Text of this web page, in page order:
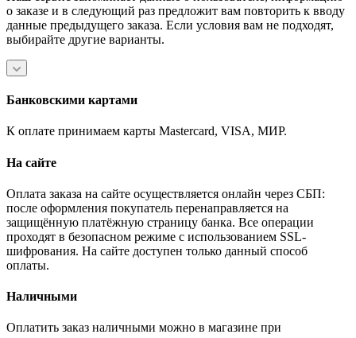
о заказе и в следующий раз предложит вам повторить к вводу
данные предыдущего заказа. Если условия вам не подходят,
выбирайте другие варианты.
Банковскими картами
К оплате принимаем карты Mastercard, VISA, МИР.
На сайте
Оплата заказа на сайте осуществляется онлайн через СБП:
после оформления покупатель перенаправляется на
защищённую платёжную страницу банка. Все операции
проходят в безопасном режиме с использованием SSL-
шифрования. На сайте доступен только данный способ
оплаты.
Наличными
Оплатить заказ наличными можно в магазине при